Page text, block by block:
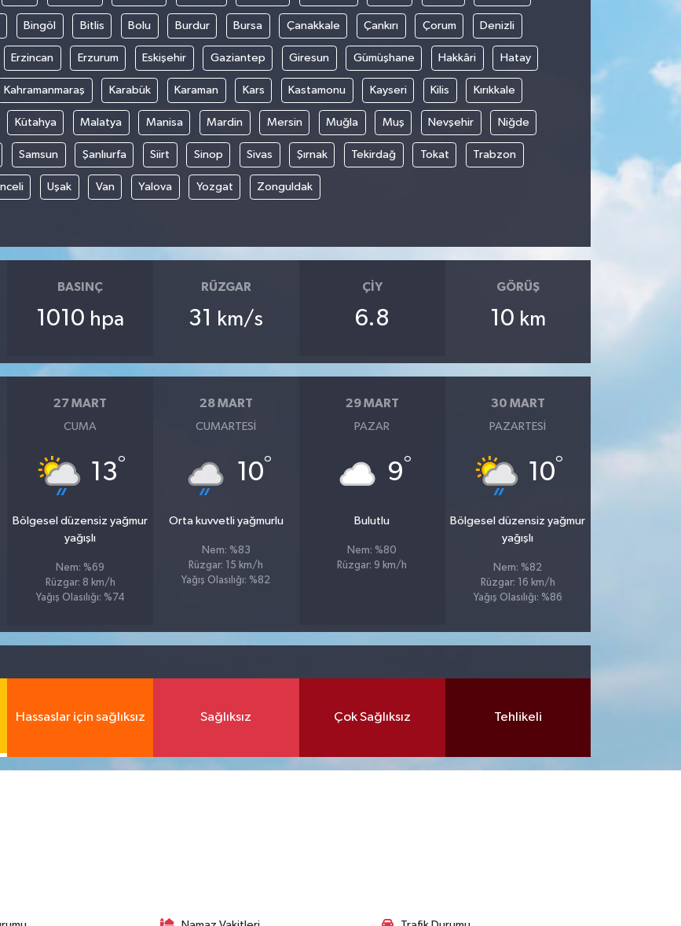
Bingöl Bitlis Bolu Burdur Bursa Çanakkale Çankırı Çorum Denizli
Erzincan Erzurum Eskişehir Gaziantep Giresun Gümüşhane Hakkâri Hatay
Kahramanmaraş Karabük Karaman Kars Kastamonu Kayseri Kilis Kırıkkale
Kütahya Malatya Manisa Mardin Mersin Muğla Muş Nevşehir Niğde
Samsun Şanlıurfa Siirt Sinop Sivas Şırnak Tekirdağ Tokat Trabzon
Uşak Van Yalova Yozgat Zonguldak
BASINÇ
1010 hpa
RÜZGAR
31 km/s
ÇIY
6.8
GÖRÜŞ
10 km
27 MART
CUMA
13°
Bölgesel düzensiz yağmur
yağışlı
Nem: %69
Rüzgar: 8 km/h
Yağış Olasılığı: %74
28 MART
CUMARTESI
10°
Orta kuvvetli yağmurlu
Nem: %83
Rüzgar: 15 km/h
Yağış Olasılığı: %82
29 MART
PAZAR
9°
Bulutlu
Nem: %80
Rüzgar: 9 km/h
30 MART
PAZARTESI
10°
Bölgesel düzensiz yağmur
yağışlı
Nem: %82
Rüzgar: 16 km/h
Yağış Olasılığı: %86
Hassaslar için sağlıksız Sağlıksız Çok Sağlıksız Tehlikeli